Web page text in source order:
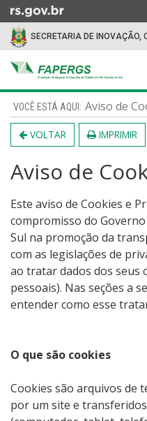
para
conteúdo
para
menu
SECRETARIA DE INOVAÇÃO,
Início
do
conteúdo
Aviso de
VOLTAR IMPRIMIR
Aviso de
Este aviso de Cookies e
compromisso do
Sul na promoção da
com as legislações de
ao tratar dados dos seus
pessoais). Nas seções a
entender como esse
O que são cookies
Cookies são arquivos de
por um site e